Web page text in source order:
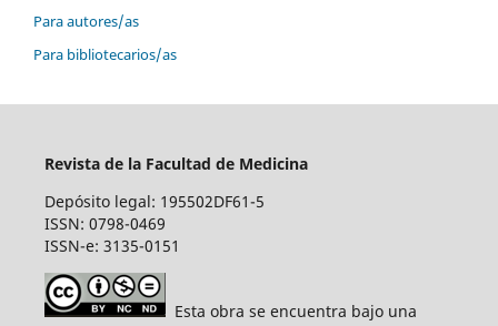
Para autores/as
Para bibliotecarios/as
Revista de la Facultad de Medicina
Depósito legal: 195502DF61-5
ISSN: 0798-0469
ISSN-e: 3135-0151
Esta obra se encuentra bajo una